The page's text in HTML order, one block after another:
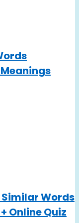
Similar Words
Online Quiz